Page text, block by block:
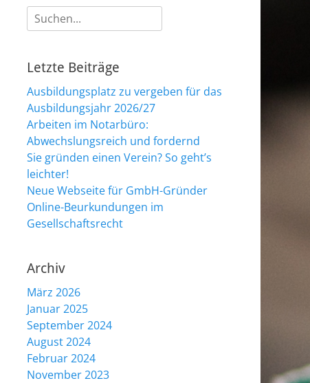
Suche
nach:
Letzte Beiträge
Ausbildungsplatz zu vergeben für das
Ausbildungsjahr 2026/27
Arbeiten im Notarbüro:
Abwechslungsreich und fordernd
Sie gründen einen Verein? So geht’s
leichter!
Neue Webseite für GmbH-Gründer
Online-Beurkundungen im
Gesellschaftsrecht
Archiv
März 2026
Januar 2025
September 2024
August 2024
Februar 2024
November 2023